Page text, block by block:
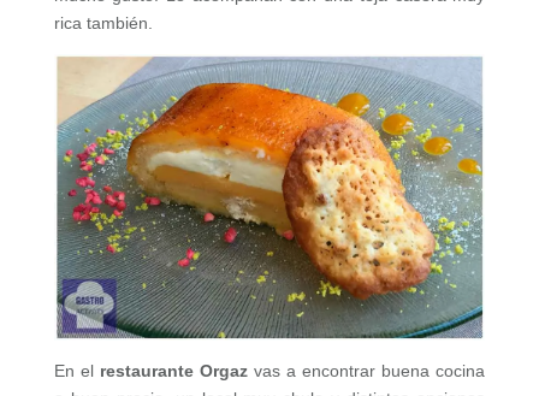
rica también.
En el restaurante Orgazvas a encontrar buena cocina